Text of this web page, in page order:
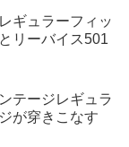
ギュラーフィッ
リーバイス501
テージレギュラ
が穿きこなす